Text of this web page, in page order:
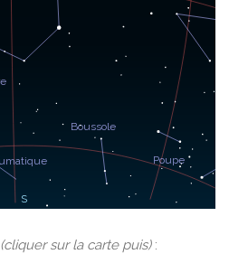
(cliquer sur la carte puis):